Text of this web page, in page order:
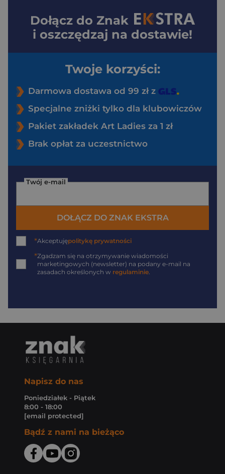
Dołącz do Znak
i oszczędzaj na dostawie!
Twoje korzyści:
Darmowa dostawa od 99 zł z
Specjalne zniżki tylko dla klubowiczów
Pakiet zakładek Art Ladies za 1 zł
Brak opłat za uczestnictwo
Twój e-mail
DOŁĄCZ DO ZNAK EKSTRA
*Akceptujępolitykę prywatności
*Zgadzam się na otrzymywanie wiadomości
marketingowych (newsletter) na podany e-mail na
zasadach określonych w regulaminie.
Napisz do nas
Poniedziałek - Piątek
8:00 - 18:00
[email protected]
Bądź z nami na bieżąco